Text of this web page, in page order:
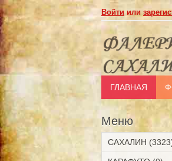
Войти или
ГЛАВНАЯ
Меню
САХАЛИН